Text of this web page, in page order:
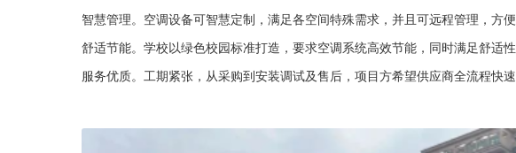
智慧管理。空调设备可智慧定制，满足各空间特殊需求，并且可远程管理，方便
舒适节能。学校以绿色校园标准打造，要求空调系统高效节能，同时满足舒适性
服务优质。工期紧张，从采购到安装调试及售后，项目方希望供应商全流程快速